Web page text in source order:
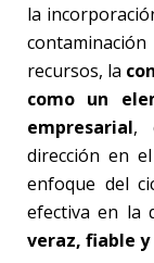
la
recursos, la
como un
empresarial,
dirección en
enfoque del
efectiva en la
veraz, fiable